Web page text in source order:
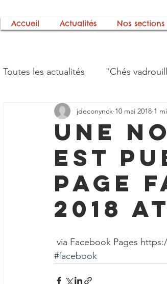
Accueil Actualités Nos sections
Toutes les actualités "Chés
Festival "A tout bout d'chants"
L'histoire de notre association
Mains et merveilles Nos
Téléthon 2017
Vie associative
Une
est
page
2018
jdeconynck 10 mai 2018 1
via Facebook Pages
#facebook